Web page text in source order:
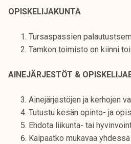
e
l
OPISKELIJAKUNTA
Tursaspassien
Tamkon toimisto on kiinni
AINEJÄRJESTÖT &
Ainejärjestöjen ja kerhojen
Tutustu kesän opinto- ja
Ehdota liikunta- tai
Kaipaatko mukavaa